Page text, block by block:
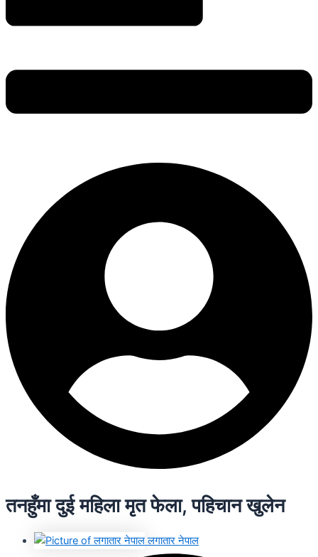
तनहुँमा दुई महिला मृत फेला, पहिचान खुलेन
लगातार नेपाल